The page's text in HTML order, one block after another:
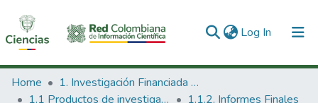
Log In (current)
Communities & Collections
Home
1. Investigación Financiada con Recursos Públicos
1.1 Productos de investigación
1.1.2. Informes Finales